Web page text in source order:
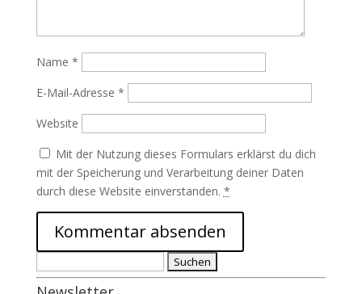
Name *
E-Mail-Adresse *
Website
Mit der Nutzung dieses Formulars erklärst du dich
mit der Speicherung und Verarbeitung deiner Daten
durch diese Website einverstanden. *
nach: